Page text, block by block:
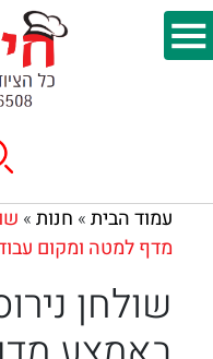
עמוד הבית » חנות »
מדף למטה ומקום
שולחן